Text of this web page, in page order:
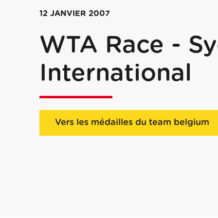
12 JANVIER 2007
WTA Race -
International
Vers les médailles du team belgium